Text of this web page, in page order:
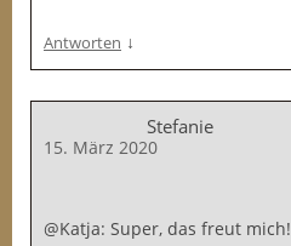
Antworten ↓
Stefanie
15. März 2020
@Katja: Super, das freut mich!